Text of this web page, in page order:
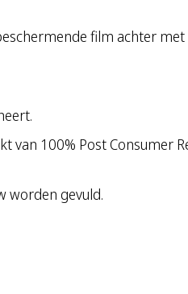
film achter
100% Post Consumer
worden gevuld.